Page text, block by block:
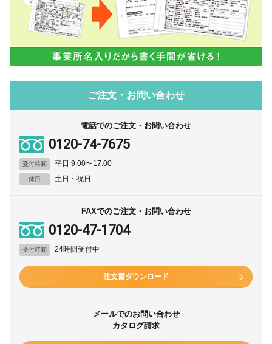
ご注文・お問い合わせ
電話でのご注文・お問い合わせ
0120-74-7675
受付時間 平日 9:00〜17:00
休日 土日・祝日
FAXでのご注文・お問い合わせ
0120-47-1704
受付時間 24時間受付中
注文書ダウンロード
メールでのお問い合わせ
カタログ請求